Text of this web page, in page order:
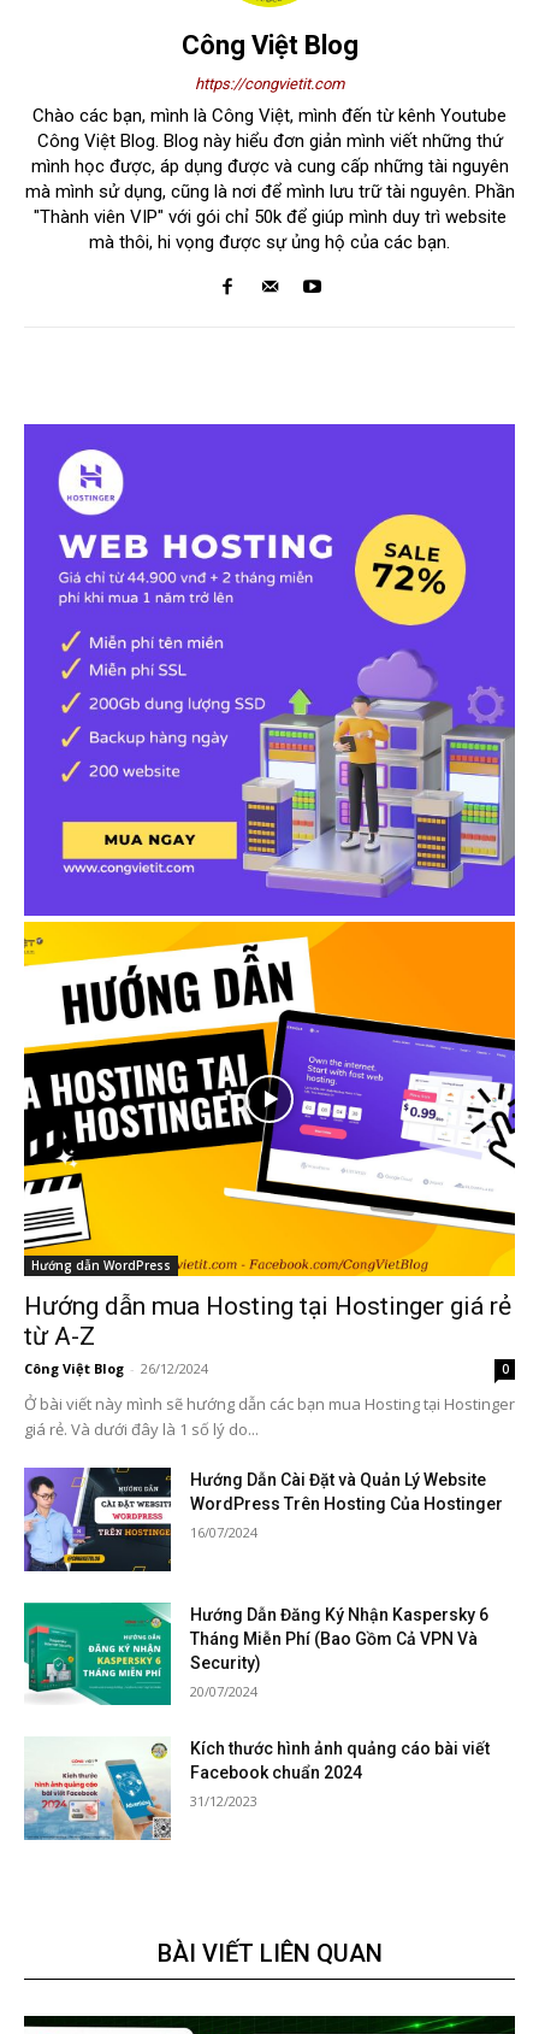
Công Việt Blog
https://congvietit.com
Chào các bạn, mình là Công Việt, mình đến từ kênh Youtube
Công Việt Blog. Blog này hiểu đơn giản mình viết những thứ
mình học được, áp dụng được và cung cấp những tài nguyên
mà mình sử dụng, cũng là nơi để mình lưu trữ tài nguyên. Phần
"Thành viên VIP" với gói chỉ 50k để giúp mình duy trì website
mà thôi, hi vọng được sự ủng hộ của các bạn.
Hướng dẫn WordPress
Hướng dẫn mua Hosting tại Hostinger giá rẻ
từ A-Z
Công Việt Blog - 26/12/2024 0
Ở bài viết này mình sẽ hướng dẫn các bạn mua Hosting tại Hostinger
giá rẻ. Và dưới đây là 1 số lý do...
Hướng Dẫn Cài Đặt và Quản Lý Website
WordPress Trên Hosting Của Hostinger
16/07/2024
Hướng Dẫn Đăng Ký Nhận Kaspersky 6
Tháng Miễn Phí (Bao Gồm Cả VPN Và
Security)
20/07/2024
Kích thước hình ảnh quảng cáo bài viết
Facebook chuẩn 2024
31/12/2023
BÀI VIẾT LIÊN QUAN